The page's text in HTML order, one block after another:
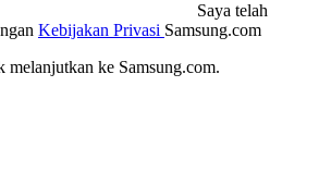
Saya telah
Kebijakan Privasi Samsung.com
ke Samsung.com.